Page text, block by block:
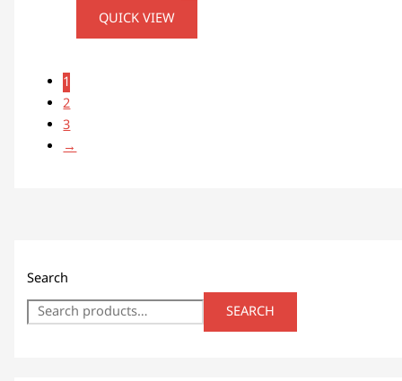
Search
SEARCH
QUICK VIEW
1
2
3
→